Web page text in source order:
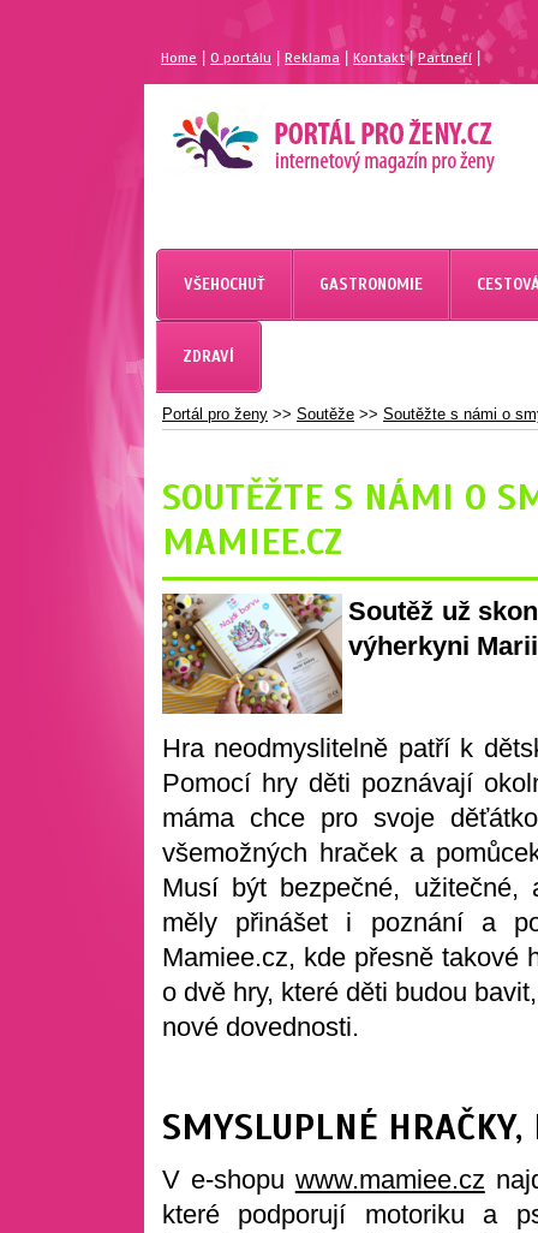
Home |O portálu Reklama Kontakt| Partneří
MAGAZÍN PRO ŽENY
PORTÁL PRO ŽENY.CZ
VŠEHOCHUŤ GASTRONOMIE
ZDRAVÍ
Portál pro ženy >> Soutěže >> Soutěžte s námi o
SOUTĚŽTE S NÁMI O
MAMIEE.CZ
Soutěž už
výherkyni
Hra neodmyslitelně patří k
Pomocí hry děti poznávají
máma chce pro svoje
všemožných hraček a
Musí být bezpečné, užitečné,
měly přinášet i poznání a
Mamiee.cz, kde přesně takové
o dvě hry, které děti budou
nové dovednosti.
SMYSLUPLNÉ
V e-shopu www.mamiee.cz
které podporují motoriku a